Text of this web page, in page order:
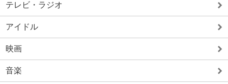
テレビ・ラジオ
アイドル
映画
音楽